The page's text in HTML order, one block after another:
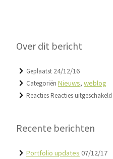
Over dit bericht
Geplaatst 24/12/16
Categoriën Nieuws, weblog
Reacties Reacties uitgeschakeld
Recente berichten
Portfolio updates 07/12/17